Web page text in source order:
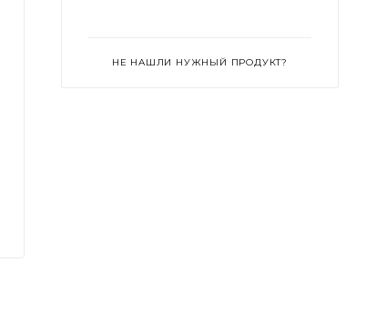
НЕ НАШЛИ НУЖНЫЙ ПРОДУКТ?